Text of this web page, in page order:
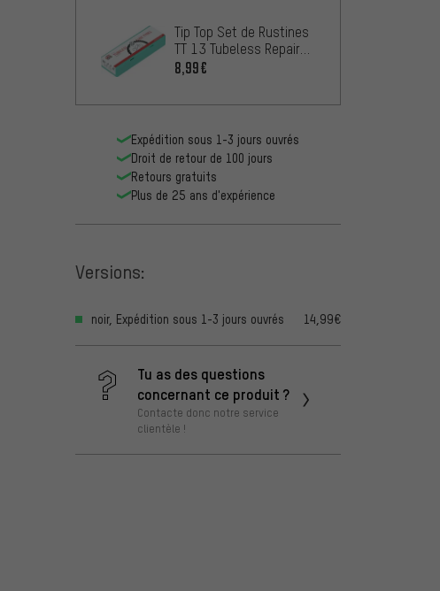
Tip Top Set de Rustines
TT 13 Tubeless Repair
Kit
8,99€
Expédition sous 1-3 jours ouvrés
Droit de retour de 100 jours
Retours gratuits
Plus de 25 ans d'expérience
Versions:
noir, Expédition sous 1-3 jours ouvrés 14,99€
Tu as des questions
concernant ce produit ?
Contacte donc notre service
clientèle !